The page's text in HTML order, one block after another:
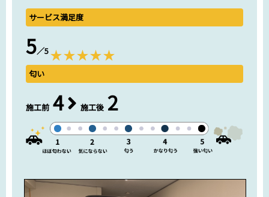
サービス満足度
5／5
匂い
施工前 4 施工後 2